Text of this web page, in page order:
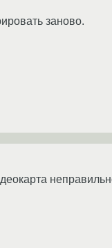
заново.